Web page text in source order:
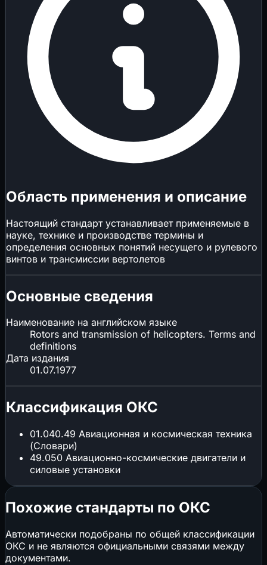
Область применения и описание
Настоящий стандарт устанавливает применяемые в
науке, технике и производстве термины и
определения основных понятий несущего и рулевого
винтов и трансмиссии вертолетов
Основные сведения
Наименование на английском языке
Rotors and transmission of helicopters. Terms and
definitions
Дата издания
01.07.1977
Классификация ОКС
01.040.49 Авиационная и космическая техника
(Словари)
49.050 Авиационно-космические двигатели и
силовые установки
Похожие стандарты по ОКС
Автоматически подобраны по общей классификации
ОКС и не являются официальными связями между
документами.